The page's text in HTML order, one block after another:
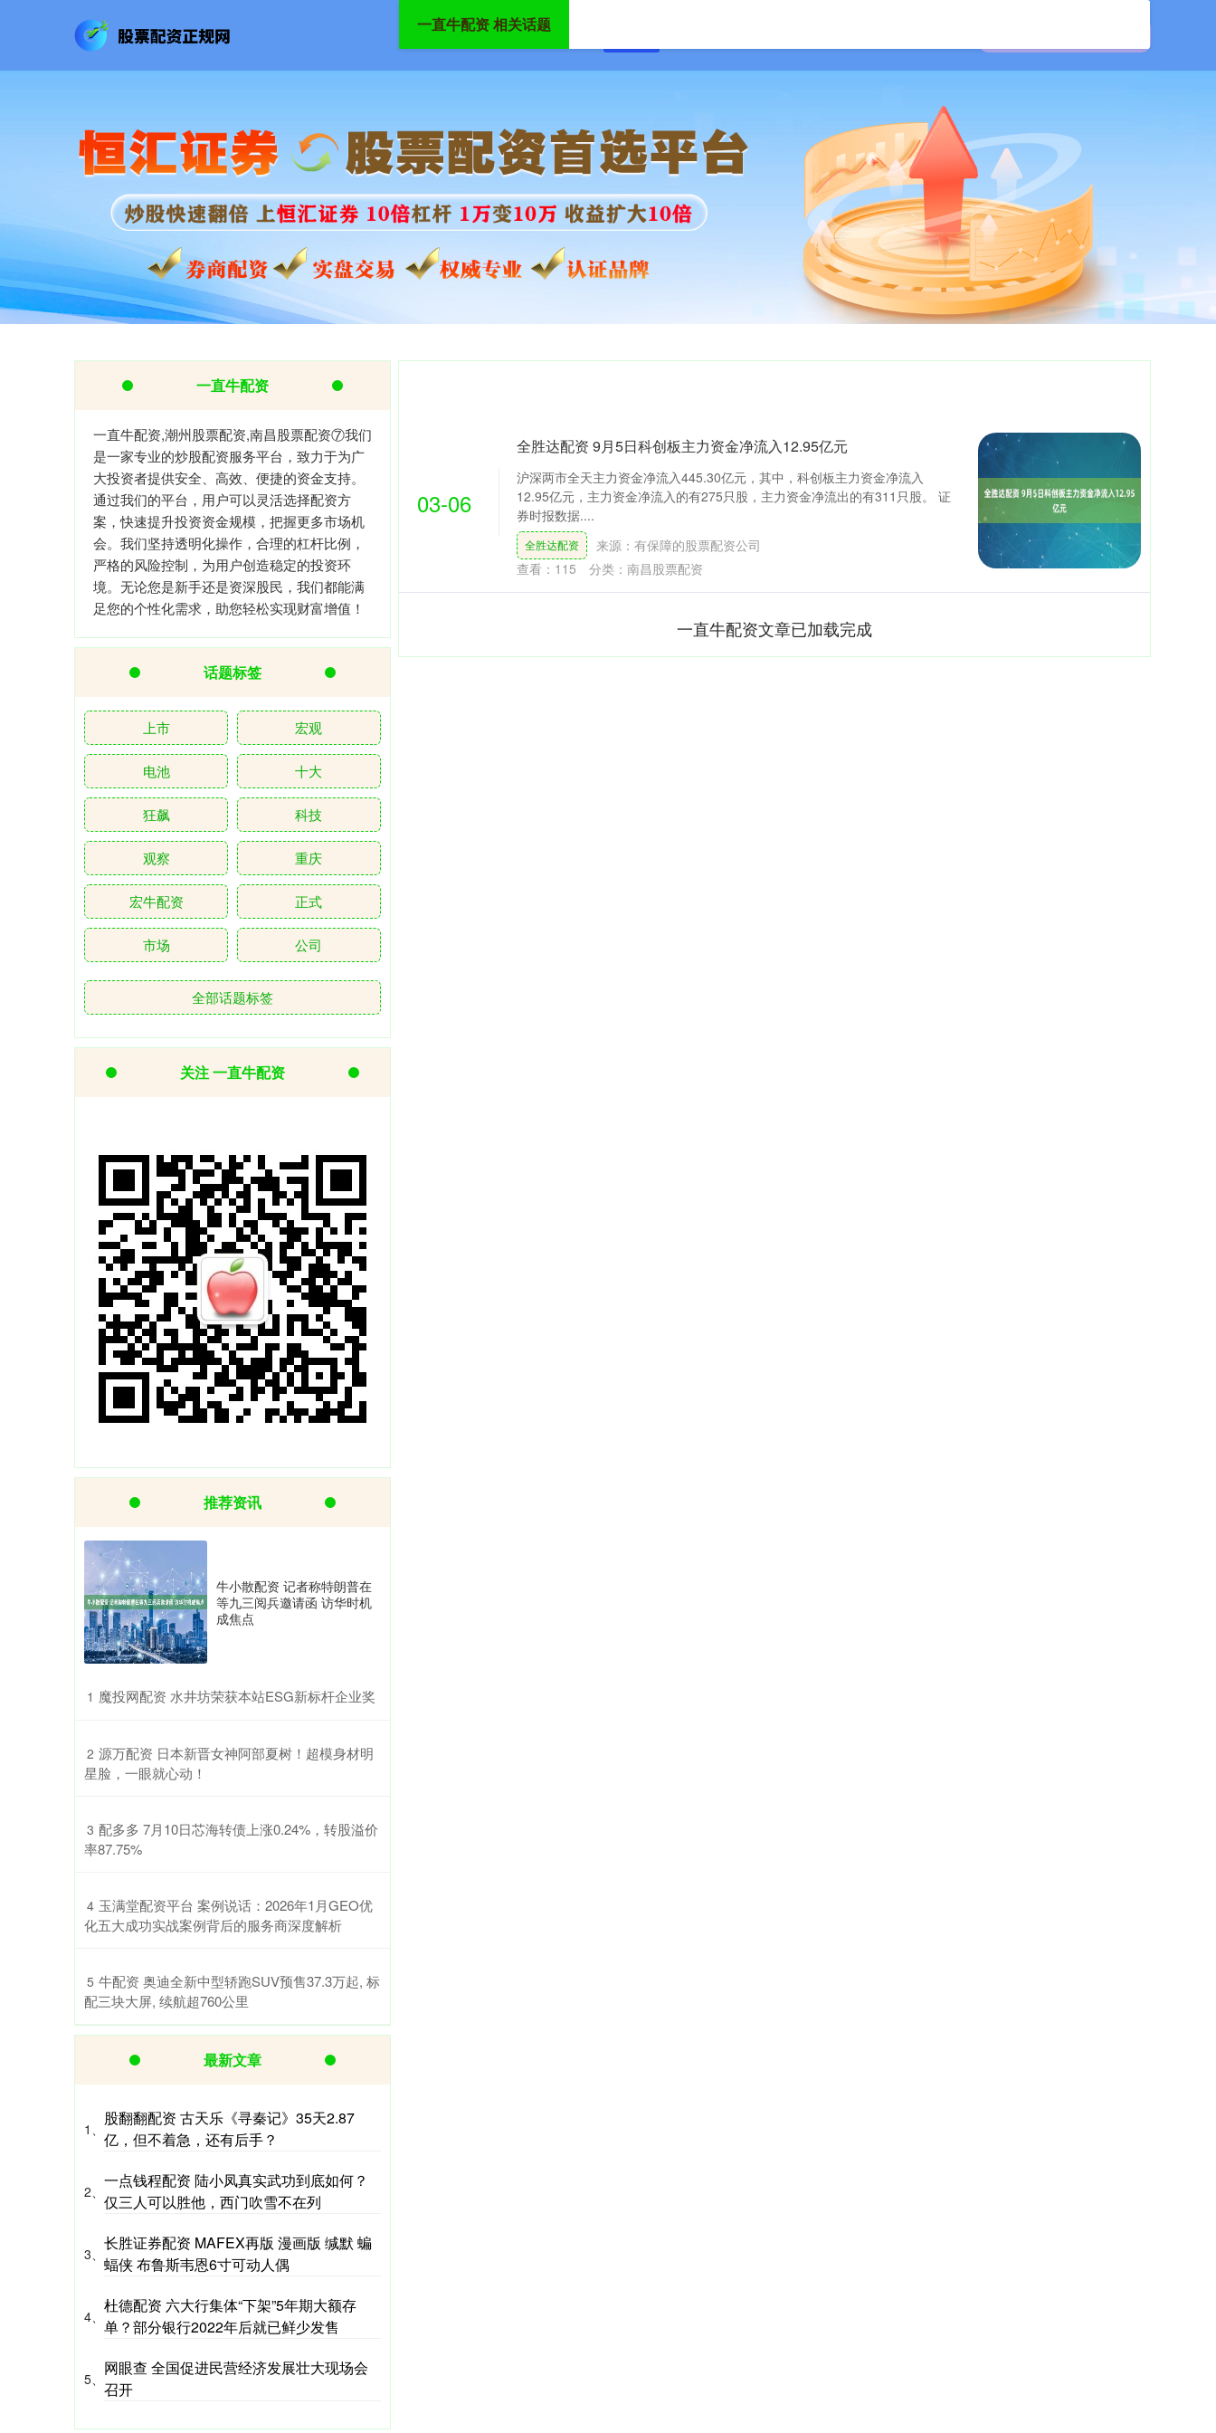
一直牛配资 相关话题
03-06
全胜达配资 9月5日科创板主力资金净流入12.95亿元
沪深两市全天主力资金净流入445.30亿元，其中，科创板主力资金净流入
12.95亿元，主力资金净流入的有275只股，主力资金净流出的有311只股。 证
券时报数据....
全胜达配资
来源：有保障的股票配资公司
查看： 115 分类： 南昌股票配资
一直牛配资文章已加载完成
一直牛配资
一直牛配资,潮州股票配资,南昌股票配资⑦我们
是一家专业的炒股配资服务平台，致力于为广
大投资者提供安全、高效、便捷的资金支持。
通过我们的平台，用户可以灵活选择配资方
案，快速提升投资资金规模，把握更多市场机
会。我们坚持透明化操作，合理的杠杆比例，
严格的风险控制，为用户创造稳定的投资环
境。无论您是新手还是资深股民，我们都能满
足您的个性化需求，助您轻松实现财富增值！
话题标签
上市 宏观
电池 十大
狂飙 科技
观察 重庆
宏牛配资 正式
市场 公司
全部话题标签
关注 一直牛配资
推荐资讯
牛小散配资 记者称特朗普在
等九三阅兵邀请函 访华时机
成焦点
1 ​魔投网配资 水井坊荣获本站ESG新标杆企业奖
2 ​源万配资 日本新晋女神阿部夏树！超模身材明
星脸，一眼就心动！
3 ​配多多 7月10日芯海转债上涨0.24%，转股溢价
率87.75%
4 ​玉满堂配资平台 案例说话：2026年1月GEO优
化五大成功实战案例背后的服务商深度解析
5 ​牛配资 奥迪全新中型轿跑SUV预售37.3万起, 标
配三块大屏, 续航超760公里
最新文章
1、
股翻翻配资 古天乐《寻秦记》35天2.87
亿，但不着急，还有后手？
2、
一点钱程配资 陆小凤真实武功到底如何？
仅三人可以胜他，西门吹雪不在列
3、
长胜证券配资 MAFEX再版 漫画版 缄默 蝙
蝠侠 布鲁斯韦恩6寸可动人偶
4、
杜德配资 六大行集体“下架”5年期大额存
单？部分银行2022年后就已鲜少发售
5、
网眼查 全国促进民营经济发展壮大现场会
召开